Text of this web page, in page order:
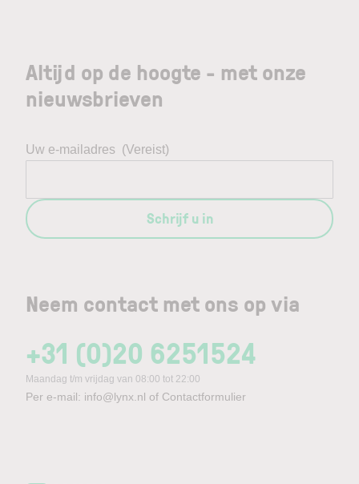
Neem contact met ons op via
+31 (0)20 6251524
Maandag t/m vrijdag van 08:00 tot 22:00
Per e-mail: info@lynx.nl of Contactformulier
Altijd op de hoogte - met onze
nieuwsbrieven
Uw e-mailadres (Vereist)
Schrijf u in